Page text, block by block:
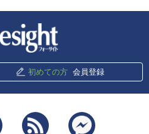
初めての方 会員登録
Twitter RSS